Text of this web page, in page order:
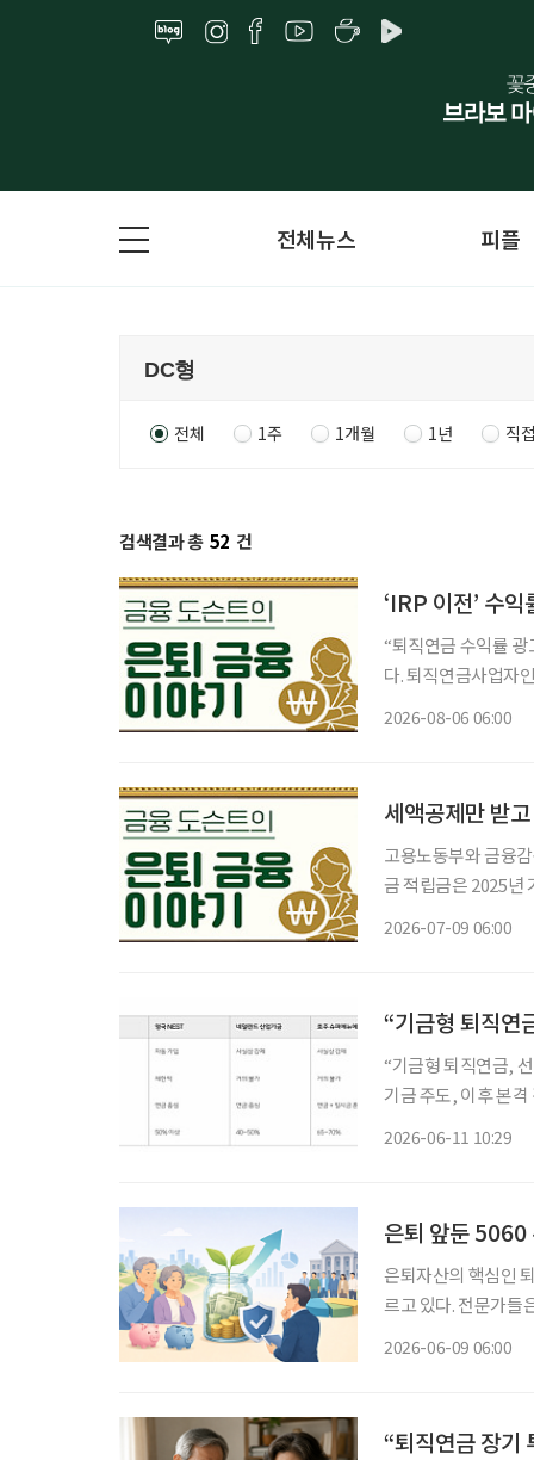
전체뉴스 피플
전체 1주 1개월 1년 직
검색결과 총 52 건
‘IRP 이전’ 수익
“퇴직연금 수익률 광고가 많
다. 퇴직연금사업자
2026-08-06 06:00
세액공제만 받
고용노동부와 금융
금 적립금은 2025년
2026-07-09 06:00
“기금형 퇴직연
“기금형 퇴직연금,
기금 주도, 이후 본격 경쟁 구조 예상” 기금형 퇴
2026-06-11 10:29
은퇴 앞둔 5060
은퇴자산의 핵심인
르고 있다. 전문가들은 가입자의 투자 판단 부담을 줄이고 노후자산의 장기 수익률을 높이기
2026-06-09 06:00
“퇴직연금 장기